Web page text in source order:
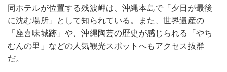
同ホテルが位置する残波岬は、沖縄本島で「夕日が最後
に沈む場所」として知られている。また、世界遺産の
「座喜味城跡」や、沖縄陶芸の歴史が感じられる「やち
むんの里」などの人気観光スポットへもアクセス抜群
だ。